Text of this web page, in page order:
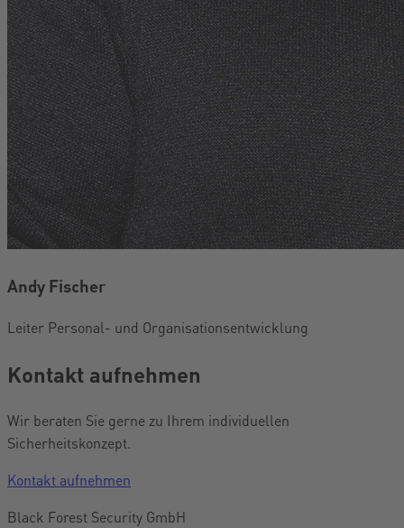
Andy Fischer
Leiter Personal- und Organisationsentwicklung
Kontakt aufnehmen
Wir beraten Sie gerne zu Ihrem individuellen
Sicherheitskonzept.
Kontakt aufnehmen
Black Forest Security GmbH